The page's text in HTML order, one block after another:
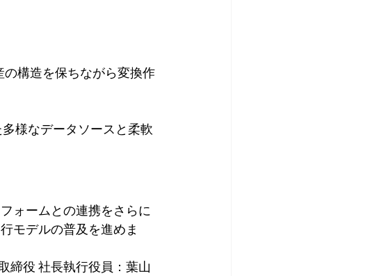
の構造を保ちながら変換作
様なデータソースと柔軟
ォームとの連携をさらに
モデルの普及を進めま
締役 社長執行役員：葉山